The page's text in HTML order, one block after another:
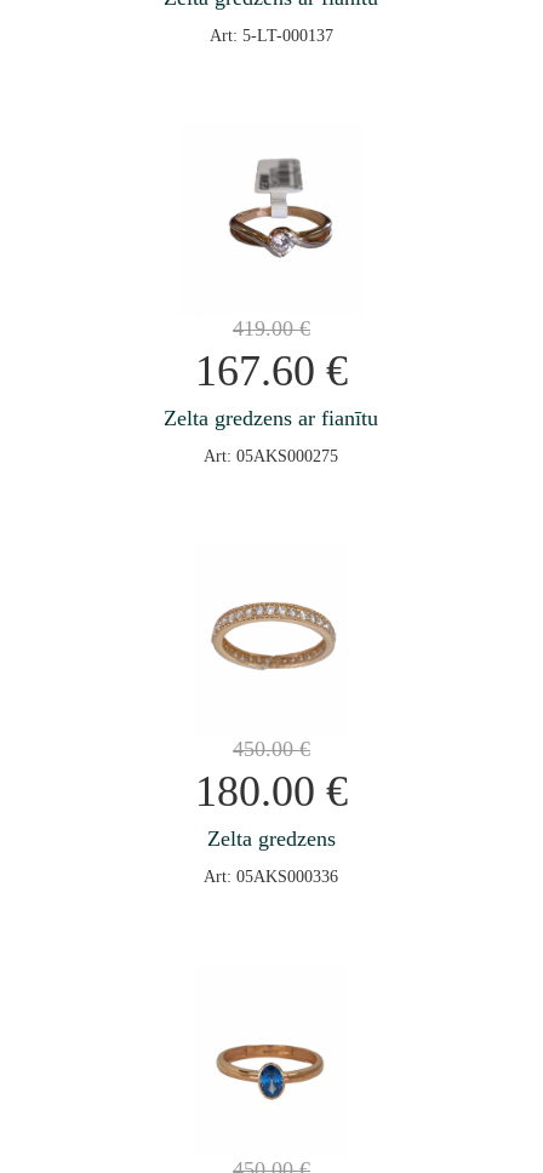
Art: 5-LT-000137
419.00€
167.60 €
Zelta gredzens ar fianītu
Art: 05AKS000275
450.00€
180.00 €
Zelta gredzens
Art: 05AKS000336